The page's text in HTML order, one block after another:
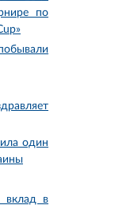
по
один
вклад в